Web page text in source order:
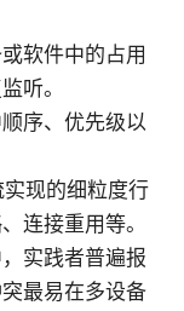
软件中的占用
听。
序、优先级以
现的细粒度行
连接重用等。
实践者普遍报
最易在多设备